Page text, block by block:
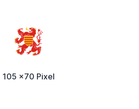
105 x70 Pixel